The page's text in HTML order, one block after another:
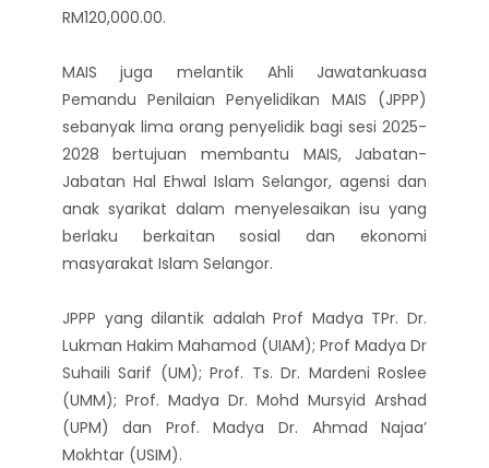
RM120,000.00.
MAIS juga melantik Ahli Jawatankuasa
Pemandu Penilaian Penyelidikan MAIS (JPPP)
sebanyak lima orang penyelidik bagi sesi 2025-
2028 bertujuan membantu MAIS, Jabatan-
Jabatan Hal Ehwal Islam Selangor, agensi dan
anak syarikat dalam menyelesaikan isu yang
berlaku berkaitan sosial dan ekonomi
masyarakat Islam Selangor.
JPPP yang dilantik adalah Prof Madya TPr. Dr.
Lukman Hakim Mahamod (UIAM); Prof Madya Dr
Suhaili Sarif (UM); Prof. Ts. Dr. Mardeni Roslee
(UMM); Prof. Madya Dr. Mohd Mursyid Arshad
(UPM) dan Prof. Madya Dr. Ahmad Najaa’
Mokhtar (USIM).